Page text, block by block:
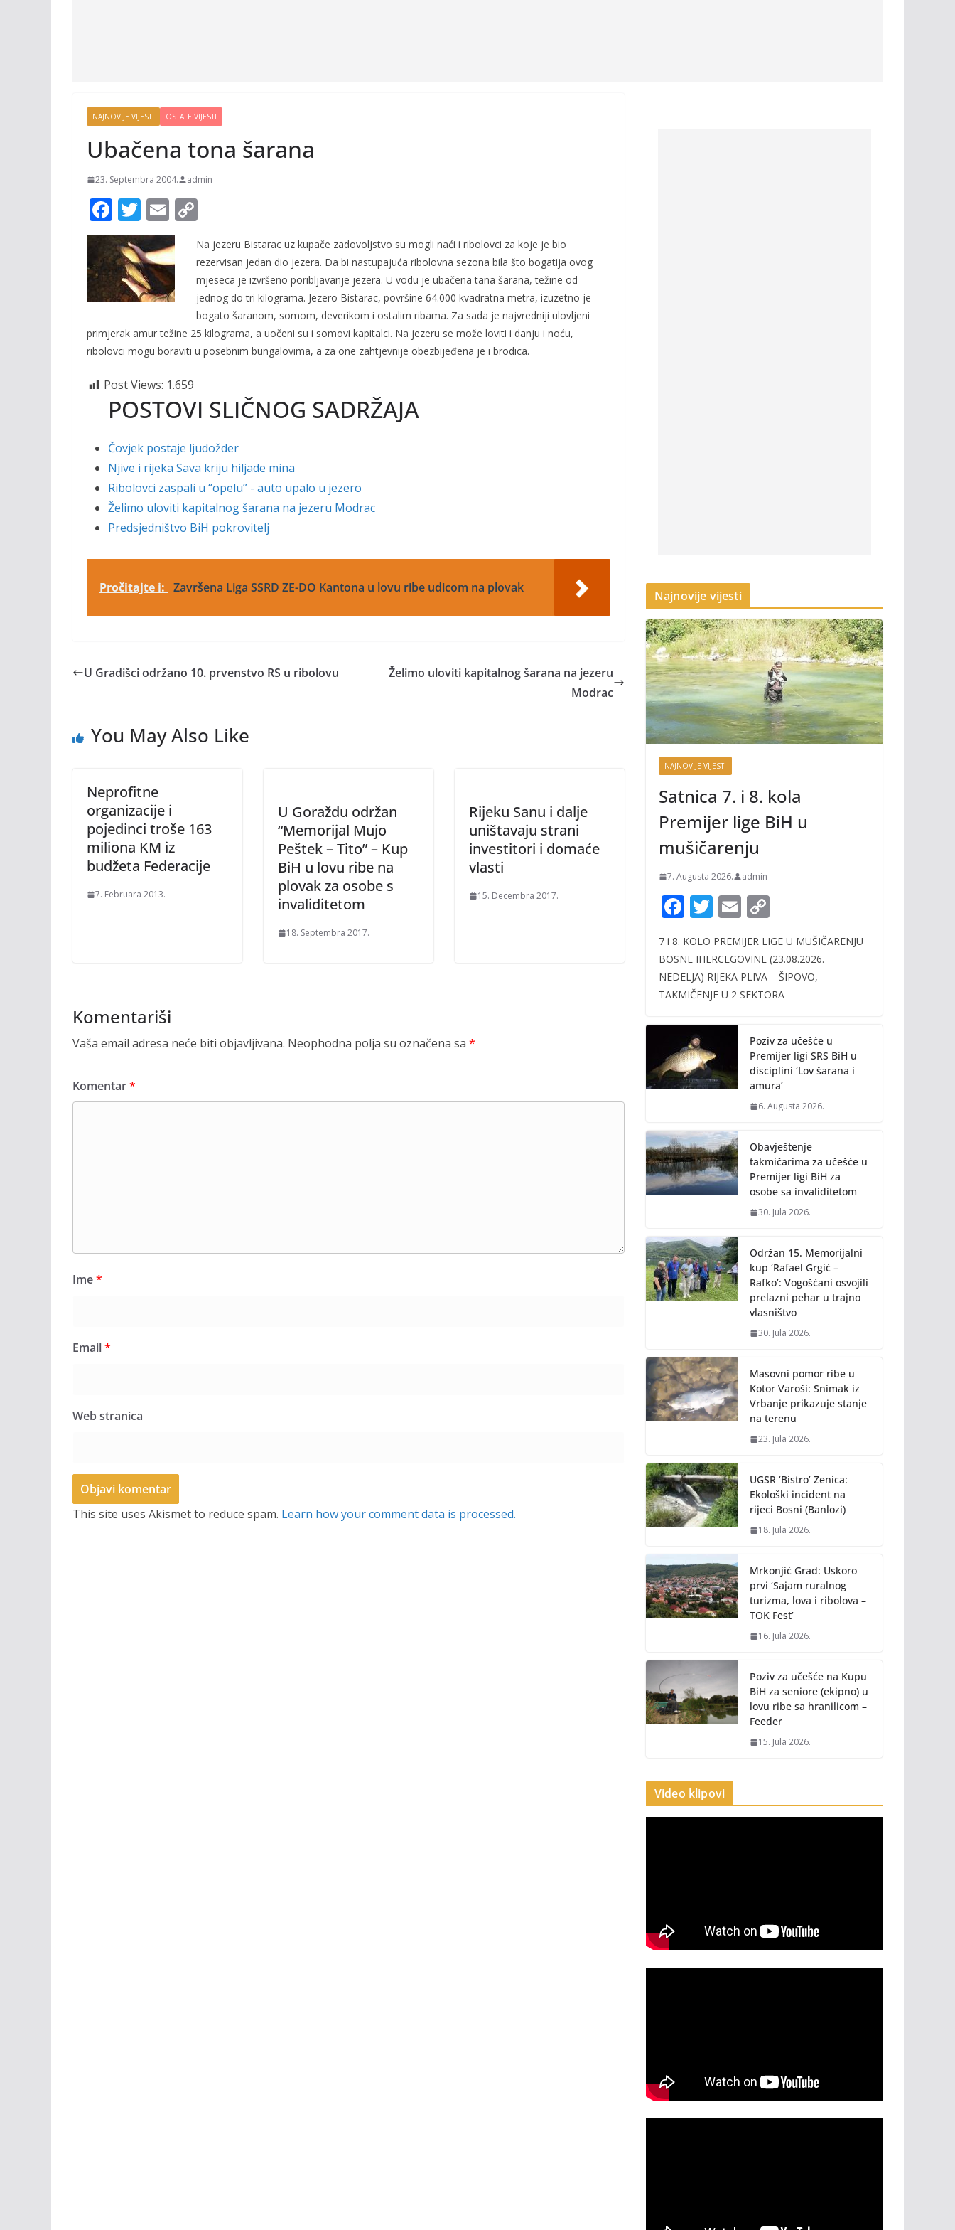
NAJNOVIJE VIJESTI OSTALE VIJESTI
Ubačena tona šarana
23. Septembra 2004. admin
F
ac
e
b
o
o
k
T
w
itt
er
E
m
ai
l
p
y
Li
n
k
Na jezeru Bistarac uz kupače zadovoljstvo su mogli naći i ribolovci za koje je bio
rezervisan jedan dio jezera. Da bi nastupajuća ribolovna sezona bila što bogatija ovog
mjeseca je izvršeno poribljavanje jezera. U vodu je ubačena tana šarana, težine od
jednog do tri kilograma. Jezero Bistarac, površine 64.000 kvadratna metra, izuzetno je
bogato šaranom, somom, deverikom i ostalim ribama. Za sada je najvredniji ulovljeni
primjerak amur težine 25 kilograma, a uočeni su i somovi kapitalci. Na jezeru se može loviti i danju i noću,
ribolovci mogu boraviti u posebnim bungalovima, a za one zahtjevnije obezbijeđena je i brodica.
Post Views: 1.659
POSTOVI SLIČNOG SADRŽAJA
Čovjek postaje ljudožder
Njive i rijeka Sava kriju hiljade mina
Ribolovci zaspali u “opelu” - auto upalo u jezero
Želimo uloviti kapitalnog šarana na jezeru Modrac
Predsjedništvo BiH pokrovitelj
Pročitajte i: Završena Liga SSRD ZE-DO Kantona u lovu ribe udicom na plovak
U Gradišci održano 10. prvenstvo RS u ribolovu
Želimo uloviti kapitalnog šarana na jezeru
Modrac
You May Also Like
Neprofitne
organizacije i
pojedinci troše 163
miliona KM iz
budžeta Federacije
7. Februara 2013.
U Goraždu održan
“Memorijal Mujo
Peštek – Tito” – Kup
BiH u lovu ribe na
plovak za osobe s
invaliditetom
18. Septembra 2017.
Rijeku Sanu i dalje
uništavaju strani
investitori i domaće
vlasti
15. Decembra 2017.
Komentariši
Vaša email adresa neće biti objavljivana. Neophodna polja su označena sa *
Komentar*
Ime*
Email*
Web stranica
This site uses Akismet to reduce spam. Learn how your comment data is processed.
Najnovije vijesti
NAJNOVIJE VIJESTI
Satnica 7. i 8. kola
Premijer lige BiH u
mušičarenju
7. Augusta 2026. admin
F
e
b
o
o
k
T
itt
er
E
ai
l
p
y
Li
k
7 i 8. KOLO PREMIJER LIGE U MUŠIČARENJU
BOSNE IHERCEGOVINE (23.08.2026.
NEDELJA) RIJEKA PLIVA – ŠIPOVO,
TAKMIČENJE U 2 SEKTORA
Poziv za učešće u
Premijer ligi SRS BiH u
disciplini ‘Lov šarana i
amura’
6. Augusta 2026.
Obavještenje
takmičarima za učešće u
Premijer ligi BiH za
osobe sa invaliditetom
30. Jula 2026.
Održan 15. Memorijalni
kup ‘Rafael Grgić –
Rafko’: Vogošćani osvojili
prelazni pehar u trajno
vlasništvo
30. Jula 2026.
Masovni pomor ribe u
Kotor Varoši: Snimak iz
Vrbanje prikazuje stanje
na terenu
23. Jula 2026.
UGSR ‘Bistro’ Zenica:
Ekološki incident na
rijeci Bosni (Banlozi)
18. Jula 2026.
Mrkonjić Grad: Uskoro
prvi ‘Sajam ruralnog
turizma, lova i ribolova –
TOK Fest’
16. Jula 2026.
Poziv za učešće na Kupu
BiH za seniore (ekipno) u
lovu ribe sa hranilicom –
Feeder
15. Jula 2026.
Video klipovi